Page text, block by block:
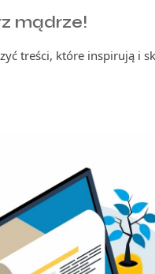
mądrze!
treści, które inspirują i